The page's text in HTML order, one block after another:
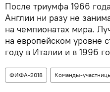
После триумфа 1966
Англии ни разу не
на чемпионатах мира.
на европейском уровне
году в Италии и в 1996
ФИФА-2018 Команды-